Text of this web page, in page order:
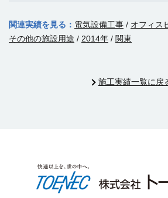
関連実績を見る： 電気設備工事 / オフィス
その他の施設用途 / 2014年 / 関東
施工実績一覧に戻